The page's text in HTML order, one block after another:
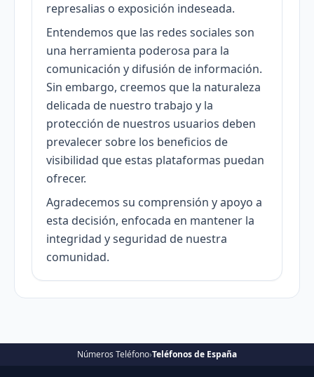
represalias o exposición indeseada.
Entendemos que las redes sociales son
una herramienta poderosa para la
comunicación y difusión de información.
Sin embargo, creemos que la naturaleza
delicada de nuestro trabajo y la
protección de nuestros usuarios deben
prevalecer sobre los beneficios de
visibilidad que estas plataformas puedan
ofrecer.
Agradecemos su comprensión y apoyo a
esta decisión, enfocada en mantener la
integridad y seguridad de nuestra
comunidad.
Números Teléfono›Teléfonos de España